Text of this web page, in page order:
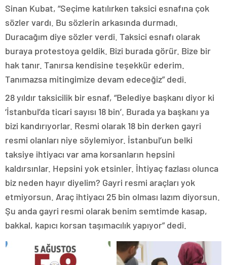
Sinan Kubat, “Seçime katılırken taksici esnafına çok
sözler vardı. Bu sözlerin arkasında durmadı.
Duracağım diye sözler verdi. Taksici esnafı olarak
buraya protestoya geldik. Bizi burada görür. Bize bir
hak tanır. Tanırsa kendisine teşekkür ederim.
Tanımazsa mitingimize devam edeceğiz” dedi.
28 yıldır taksicilik bir esnaf, “Belediye başkanı diyor ki
‘İstanbul’da ticari sayısı 18 bin’. Burada ya başkanı ya
bizi kandırıyorlar. Resmi olarak 18 bin derken gayri
resmi olanları niye söylemiyor. İstanbul’un belki
taksiye ihtiyacı var ama korsanların hepsini
kaldırsınlar. Hepsini yok etsinler. İhtiyaç fazlası olunca
biz neden hayır diyelim? Gayri resmi araçları yok
etmiyorsun. Araç ihtiyacı 25 bin olması lazım diyorsun.
Şu anda gayri resmi olarak benim semtimde kasap,
bakkal, kapıcı korsan taşımacılık yapıyor” dedi.